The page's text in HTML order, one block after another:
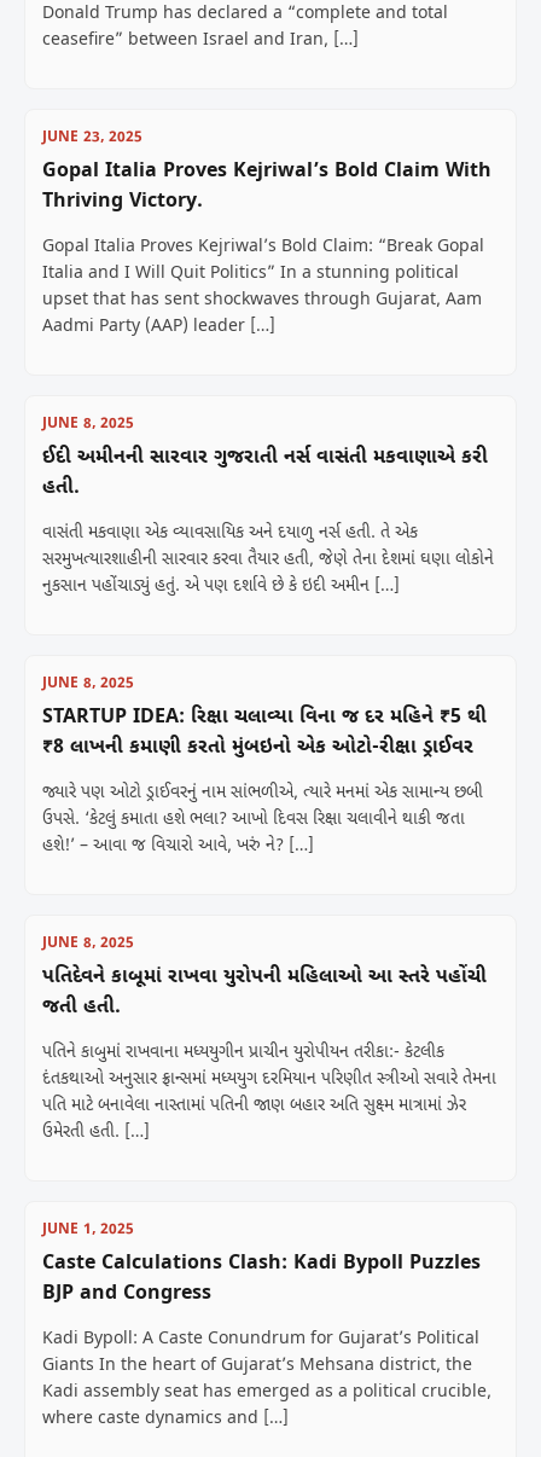
Donald Trump has declared a “complete and total
ceasefire” between Israel and Iran, […]
JUNE 23, 2025
Gopal Italia Proves Kejriwal’s Bold Claim With
Thriving Victory.
Gopal Italia Proves Kejriwal’s Bold Claim: “Break Gopal
Italia and I Will Quit Politics” In a stunning political
upset that has sent shockwaves through Gujarat, Aam
Aadmi Party (AAP) leader […]
JUNE 8, 2025
ઈદી અમીનની સારવાર ગુજરાતી નર્સ વાસંતી મકવાણાએ કરી
હતી.
વાસંતી મકવાણા એક વ્યાવસાયિક અને દયાળુ નર્સ હતી. તે એક
સરમુખત્યારશાહીની સારવાર કરવા તૈયાર હતી, જેણે તેના દેશમાં ઘણા લોકોને
નુકસાન પહોંચાડ્યું હતું. એ પણ દર્શાવે છે કે ઇદી અમીન […]
JUNE 8, 2025
STARTUP IDEA: રિક્ષા ચલાવ્યા વિના જ દર મહિને ₹5 થી
₹8 લાખની કમાણી કરતો મુંબઇનો એક ઓટો-રીક્ષા ડ્રાઈવર
જ્યારે પણ ઓટો ડ્રાઈવરનું નામ સાંભળીએ, ત્યારે મનમાં એક સામાન્ય છબી
ઉપસે. ‘કેટલું કમાતા હશે ભલા? આખો દિવસ રિક્ષા ચલાવીને થાકી જતા
હશે!’ – આવા જ વિચારો આવે, ખરું ને? […]
JUNE 8, 2025
પતિદેવને કાબૂમાં રાખવા યુરોપની મહિલાઓ આ સ્તરે પહોંચી
જતી હતી.
પતિને કાબુમાં રાખવાના મધ્યયુગીન પ્રાચીન યુરોપીયન તરીકા:- કેટલીક
દંતકથાઓ અનુસાર ફ્રાન્સમાં મધ્યયુગ દરમિયાન પરિણીત સ્ત્રીઓ સવારે તેમના
પતિ માટે બનાવેલા નાસ્તામાં પતિની જાણ બહાર અતિ સુક્ષ્મ માત્રામાં ઝેર
ઉમેરતી હતી. […]
JUNE 1, 2025
Caste Calculations Clash: Kadi Bypoll Puzzles
BJP and Congress
Kadi Bypoll: A Caste Conundrum for Gujarat’s Political
Giants In the heart of Gujarat’s Mehsana district, the
Kadi assembly seat has emerged as a political crucible,
where caste dynamics and […]